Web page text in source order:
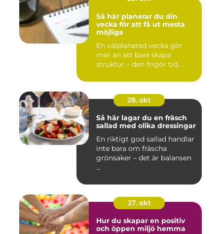
Så här planerar du din
vecka för att få ut mesta
möjliga
En välplanerad vecka gör
mer än att bara skapa
struktur – den frigör tid, ...
28. okt
Så här lagar du en fräsch
sallad med olika dressingar
En riktigt god sallad handlar
inte bara om fräscha
grönsaker – det är balansen
...
27. okt
Hur du skapar en positiv
och öppen miljö hemma